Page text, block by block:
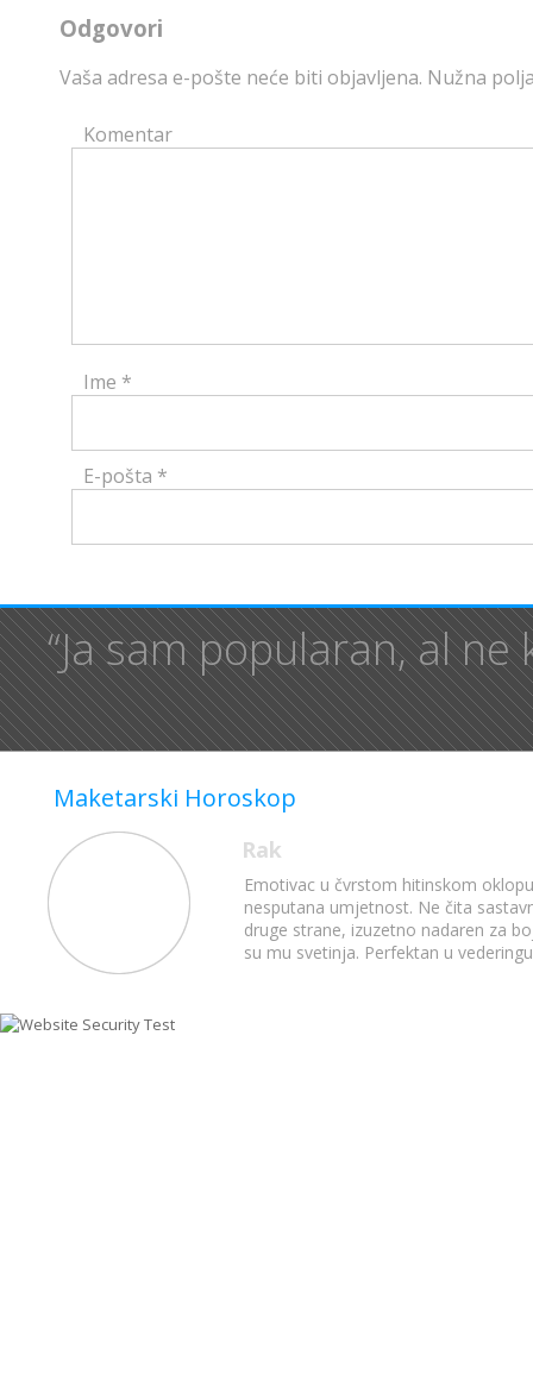
Odgovori
Vaša adresa e-pošte neće biti objavljena. Nužna
Komentar
Ime *
E-pošta *
“Ja sam popularan, al ne
Maketarski Horoskop
Rak
Emotivac u čvrstom hitinskom
nesputana umjetnost. Ne čita
druge strane, izuzetno nadaren za
su mu svetinja. Perfektan u